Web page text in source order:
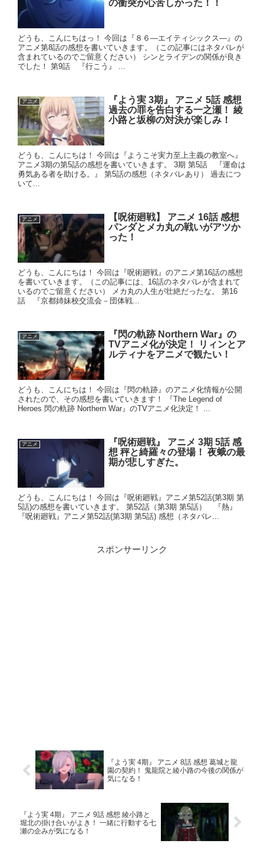
の衝突が心苦しかった！！
どうも、こんにちはっ！ 今回は『８６―エイティシックス―』の
アニメ第8話の感想を書いていきます。（この記事にはネタバレが
含まれているのでご留意ください） シンとライデンの関係が良き
でした！ 第9話 『行こう』 ...
アニメ
『よう実 3期』 アニメ 5話 感想
過去の罪を告白する一之瀬！ 綾
小路と坂柳の対決が楽しみ！
どうも、こんにちは！ 今回は『ようこそ実力至上主義の教室へ』
アニメ3期の第5話の感想を書いていきます。 3期 第5話 『運命は
勇気ある者を助ける。』 第5話の感想（ネタバレあり） 過去につ
いて...
アニメ
【呪術廻戦】 アニメ 16話 感想
パンダとメカ丸の戦いがアツか
った！
どうも、こんにちは！ 今回は『呪術廻戦』のアニメ第16話の感想
を書いていきます。（この記事には、16話のネタバレが含まれて
いるのでご留意ください） メカ丸の人生が壮絶だったな。 第16
話 『京都姉妹校交流会－団体戦...
アニメ
『閃の軌跡 Northern War』の
TVアニメ化が決定！ リィンとア
ルティナをアニメで観たい！
どうも、こんにちは！ 今回は『閃の軌跡』のアニメ化情報が公開
されたので、その感想を書いていきます！ 『The Legend of
Heroes 閃の軌跡 Northern War』のTVアニメ化決定！ ...
アニメ
『呪術廻戦』 アニメ 3期 5話 感
想 秤と綺羅々の登場！ 夜蛾の最
期が悲しすぎた。
どうも、こんにちは！ 今回は『呪術廻戦』アニメ第52話(第3期 第
5話)の感想を書いていきます。 第52話（第3期 第5話） 『熱』
『呪術廻戦』アニメ第52話(第3期 第5話) 感想（ネタバレ...
スポンサーリンク
『よう実 4期』 アニメ 8話 感想 葛城と龍
園の契約！ 鬼龍院と綾小路の今後の関係が
気になる！
『よう実 4期』 アニメ 9話 感想 綾小路と
堀北の掛け合いがよき！ 一緒に行動する七
瀬の企みが気になる！